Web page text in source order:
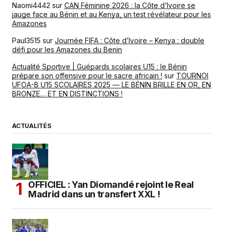
Naomi4442 sur CAN Féminine 2026 : la Côte d’Ivoire se
jauge face au Bénin et au Kenya, un test révélateur pour les
Amazones
Paul3515 sur Journée FIFA : Côte d’Ivoire – Kenya : double
défi pour les Amazones du Benin
Actualité Sportive | Guépards scolaires U15 : le Bénin
prépare son offensive pour le sacre africain ! sur TOURNOI
UFOA-B U15 SCOLAIRES 2025 — LE BÉNIN BRILLE EN OR, EN
BRONZE… ET EN DISTINCTIONS !
ACTUALITÉS
OFFICIEL : Yan Diomandé rejoint le Real
Madrid dans un transfert XXL !